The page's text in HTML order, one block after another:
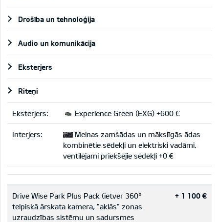
Drošība un tehnoloģija
Audio un komunikācija
Eksterjers
Riteņi
Eksterjers: Experience Green (EXG) +600 €
Interjers:
Melnas zamšādas un mākslīgās ādas
kombinētie sēdekļi un elektriski vadāmi,
ventilējami priekšējie sēdekļi +0 €
Drive Wise Park Plus Pack (ietver 360°
telpiskā ārskata kamera, "aklās" zonas
uzraudzības sistēmu un sadursmes
+ 1 100 €